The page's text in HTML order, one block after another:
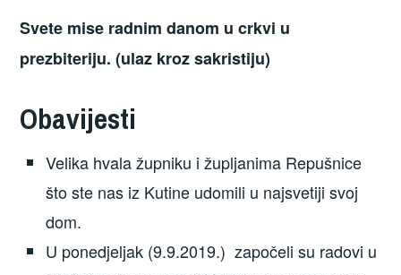
Svete mise radnim danom u crkvi u
prezbiteriju. (ulaz kroz sakristiju)
Obavijesti
Velika hvala župniku i župljanima Repušnice
što ste nas iz Kutine udomili u najsvetiji svoj
dom.
U ponedjeljak (9.9.2019.) započeli su radovi u